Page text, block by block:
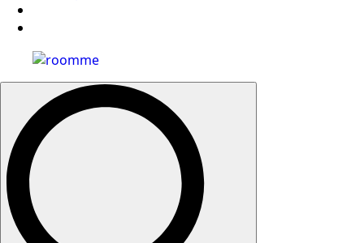
Search